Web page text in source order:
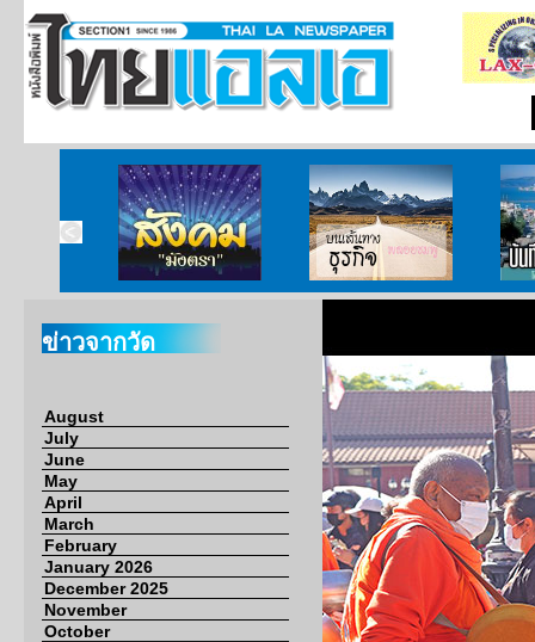
สังคมมังตรา บนเส้นทางธุรกิจ บั
ข่าวจากวัด
August
July
June
May
April
March
February
January 2026
December 2025
November
October